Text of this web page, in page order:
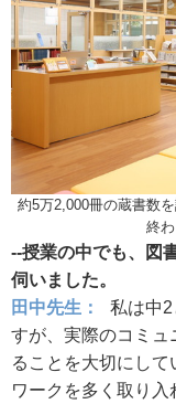
約5万2,000冊の蔵書数
終
--授業の中でも、図
伺いました。
田中先生：
私は中
すが、実際のコミュ
ることを大切にし
ワークを多く取り入